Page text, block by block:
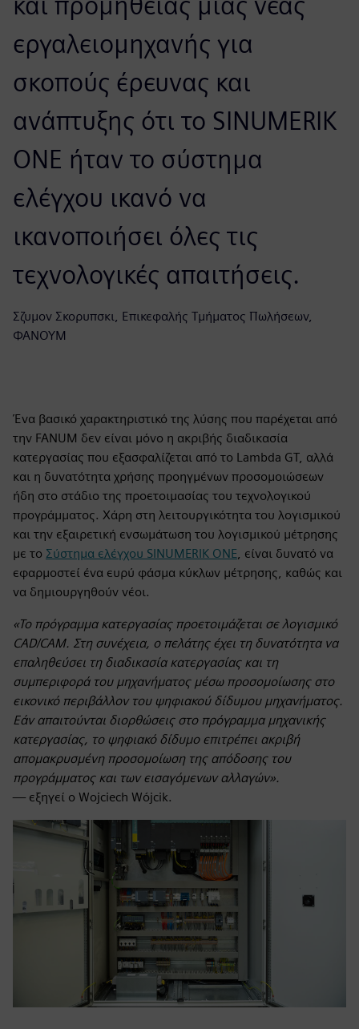
εργαλειομηχανής για
σκοπούς έρευνας και
ανάπτυξης ότι το SINUMERIK
ONE ήταν το σύστημα
ελέγχου ικανό να
ικανοποιήσει όλες τις
τεχνολογικές απαιτήσεις.
Σζυμον Σκορυπσκι, Επικεφαλής Τμήματος Πωλήσεων,
ΦΑΝΟΥΜ
Ένα βασικό χαρακτηριστικό της λύσης που παρέχεται από
την FANUM δεν είναι μόνο η ακριβής διαδικασία
κατεργασίας που εξασφαλίζεται από το Lambda GT, αλλά
και η δυνατότητα χρήσης προηγμένων προσομοιώσεων
ήδη στο στάδιο της προετοιμασίας του τεχνολογικού
προγράμματος. Χάρη στη λειτουργικότητα του λογισμικού
και την εξαιρετική ενσωμάτωση του λογισμικού μέτρησης
με το Σύστημα ελέγχου SINUMERIK ONE , είναι δυνατό να
εφαρμοστεί ένα ευρύ φάσμα κύκλων μέτρησης, καθώς και
να δημιουργηθούν νέοι.
«Το πρόγραμμα κατεργασίας προετοιμάζεται σε λογισμικό
CAD/CAM. Στη συνέχεια, ο πελάτης έχει τη δυνατότητα να
επαληθεύσει τη διαδικασία κατεργασίας και τη
συμπεριφορά του μηχανήματος μέσω προσομοίωσης στο
εικονικό περιβάλλον του ψηφιακού δίδυμου μηχανήματος.
Εάν απαιτούνται διορθώσεις στο πρόγραμμα μηχανικής
κατεργασίας, το ψηφιακό δίδυμο επιτρέπει ακριβή
απομακρυσμένη προσομοίωση της απόδοσης του
προγράμματος και των εισαγόμενων αλλαγών».
— εξηγεί ο Wojciech Wójcik.